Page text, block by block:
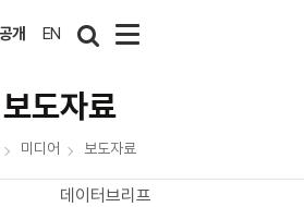
개 EN
보도자료
미디어 보도자료
데이터브리프